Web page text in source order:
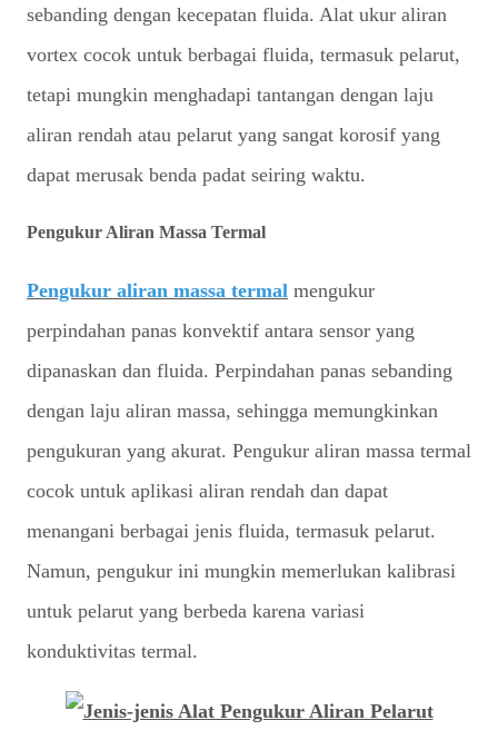
sebanding dengan kecepatan fluida. Alat ukur aliran
vortex cocok untuk berbagai fluida, termasuk pelarut,
tetapi mungkin menghadapi tantangan dengan laju
aliran rendah atau pelarut yang sangat korosif yang
dapat merusak benda padat seiring waktu.
Pengukur Aliran Massa Termal
Pengukur aliran massa termal mengukur
perpindahan panas konvektif antara sensor yang
dipanaskan dan fluida. Perpindahan panas sebanding
dengan laju aliran massa, sehingga memungkinkan
pengukuran yang akurat. Pengukur aliran massa termal
cocok untuk aplikasi aliran rendah dan dapat
menangani berbagai jenis fluida, termasuk pelarut.
Namun, pengukur ini mungkin memerlukan kalibrasi
untuk pelarut yang berbeda karena variasi
konduktivitas termal.